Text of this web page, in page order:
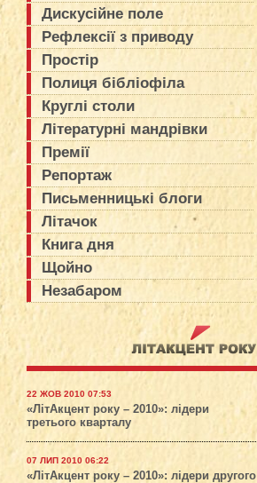
Дискусійне поле
Рефлексії з приводу
Простір
Полиця бібліофіла
Круглі столи
Літературні мандрівки
Премії
Репортаж
Письменницькі блоги
Літачок
Книга дня
Щойно
Незабаром
22 ЖОВ 2010 07:53
«ЛітАкцент року – 2010»: лідери
третього кварталу
07 ЛИП 2010 06:22
«ЛітАкцент року – 2010»: лідери другого